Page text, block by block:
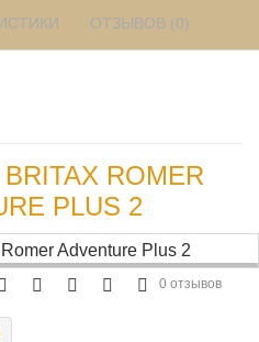
ROMER
PLUS 2
ОТЗЫВОВ (0)
0 отзывов